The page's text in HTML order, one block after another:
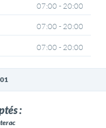
07:00 - 20:00
07:00 - 20:00
07:00 - 20:00
: